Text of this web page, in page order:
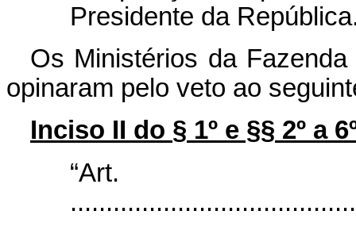
Presidente da
Os Ministérios da
opinaram pelo veto ao
Inciso II do § 1º e §§ 2º a